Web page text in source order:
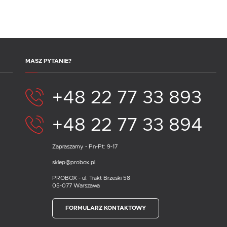
MASZ PYTANIE?
+48 22 77 33 893
+48 22 77 33 894
Zapraszamy - Pn-Pt: 9-17
sklep@probox.pl
PROBOX - ul. Trakt Brzeski 58
05-077 Warszawa
FORMULARZ KONTAKTOWY